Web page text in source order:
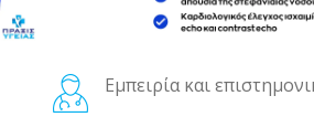
Εμπειρία και